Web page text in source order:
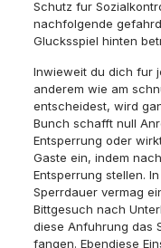
Schutz fur
nachfolgende
Glucksspiel hinten
Inwieweit du dich fur
anderem wie am
entscheidest, wird
Bunch schafft null
Entsperrung oder
Gaste ein, indem
Entsperrung stellen.
Sperrdauer vermag
Bittgesuch nach
diese Anfuhrung das
fangen. Ebendiese